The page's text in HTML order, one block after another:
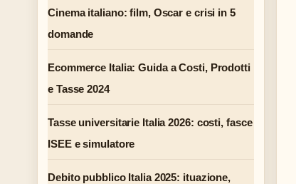
Cinema italiano: film, Oscar e crisi in 5
domande
Ecommerce Italia: Guida a Costi, Prodotti
e Tasse 2024
Tasse universitarie Italia 2026: costi, fasce
ISEE e simulatore
Debito pubblico Italia 2025: ituazione,